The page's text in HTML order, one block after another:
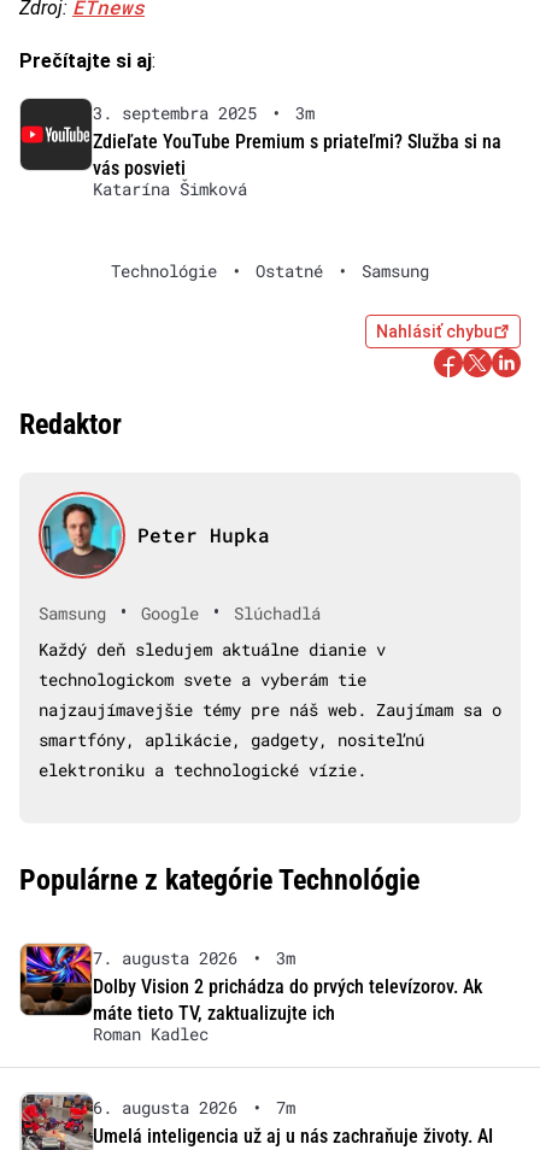
Zdroj: ETnews
Prečítajte si aj:
3. septembra 2025 •
3m
Zdieľate YouTube Premium s priateľmi? Služba si na
vás posvieti
Katarína Šimková
Technológie • Ostatné • Samsung
Nahlásiť chybu
Redaktor
Peter Hupka
Samsung • Google •
Slúchadlá
Každý deň sledujem aktuálne dianie v
technologickom svete a vyberám tie
najzaujímavejšie témy pre náš web. Zaujímam sa o
smartfóny, aplikácie, gadgety, nositeľnú
elektroniku a technologické vízie.
Populárne z kategórie Technológie
7. augusta 2026 •
3m
Dolby Vision 2 prichádza do prvých televízorov. Ak
máte tieto TV, zaktualizujte ich
Roman Kadlec
6. augusta 2026 •
7m
Umelá inteligencia už aj u nás zachraňuje životy. AI